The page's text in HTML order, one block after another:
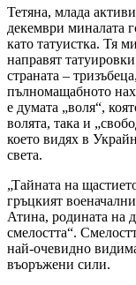
Тетяна, млада
декември миналата
като татуистка. Тя
направят
страната –
пълномащабното
е думата „воля“,
волята, така и
което видях в
света.
„Тайната на
гръцкият
Атина, родината на
смелостта“.
най-очевидно
въоръжени сили.